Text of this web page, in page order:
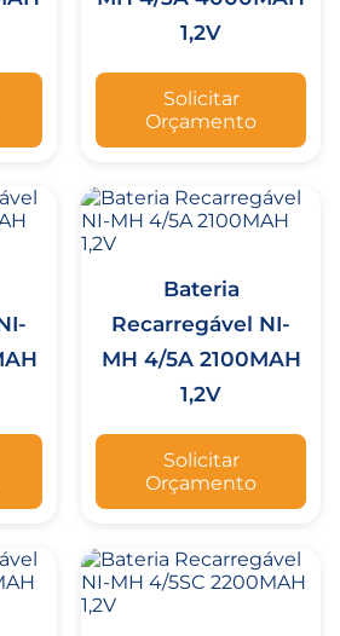
1,2V
Solicitar
Orçamento
Bateria
Recarregável NI-
MH 4/5A 2100MAH
1,2V
Solicitar
Orçamento